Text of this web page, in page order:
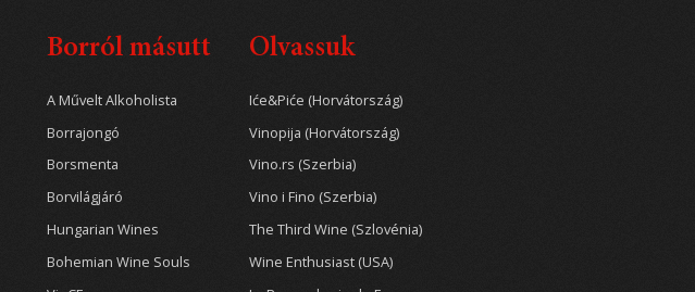
Borról másutt
A Művelt Alkoholista
Borrajongó
Borsmenta
Borvilágjáró
Hungarian Wines
Bohemian Wine Souls
Olvassuk
Iće&Piće (Horvátország)
Vinopija (Horvátország)
Vino.rs (Szerbia)
Vino i Fino (Szerbia)
The Third Wine (Szlovénia)
Wine Enthusiast (USA)